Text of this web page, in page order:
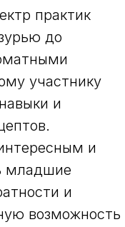
практик
до
участнику
и
и
младшие
и
возможность